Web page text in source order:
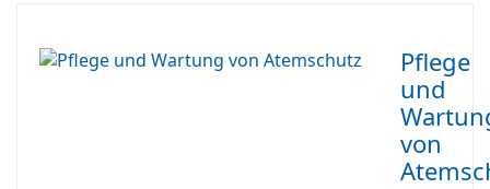
Pflege
und
von